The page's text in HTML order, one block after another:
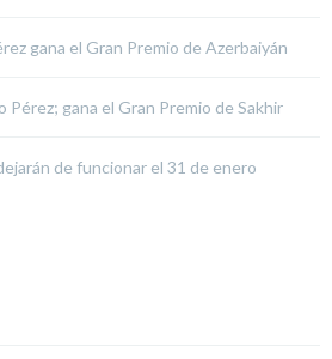
gana el Gran Premio de Azerbaiyán
gana el Gran Premio de Sakhir
de funcionar el 31 de enero